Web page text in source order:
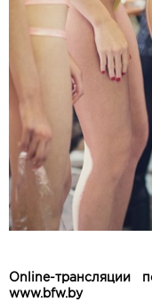
Оnline-трансляции
www.bfw.by